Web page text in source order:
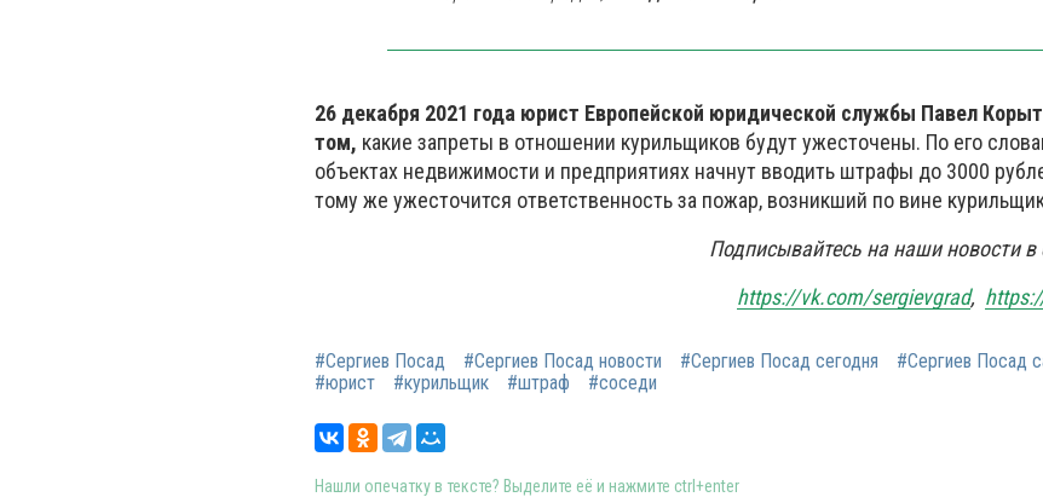
26 декабря 2021 года юрист Европейской юридической службы Павел
том, какие запреты в отношении курильщиков будут ужесточены. По его
объектах недвижимости и предприятиях начнут вводить штрафы до 3000
тому же ужесточится ответственность за пожар, возникший по вине
Подписывайтесь на наши новости в
https://vk.com/sergievgrad,
#Сергиев Посад #Сергиев Посад новости #Сергиев Посад сегодня #Сергиев Посад
#юрист
#курильщик #штраф #соседи
Нашли опечатку в тексте? Выделите её и нажмите ctrl+enter